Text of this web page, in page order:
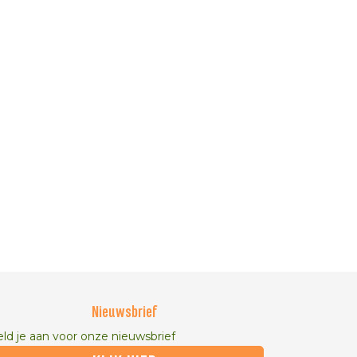
Nieuwsbrief
je aan voor onze nieuwsbrief